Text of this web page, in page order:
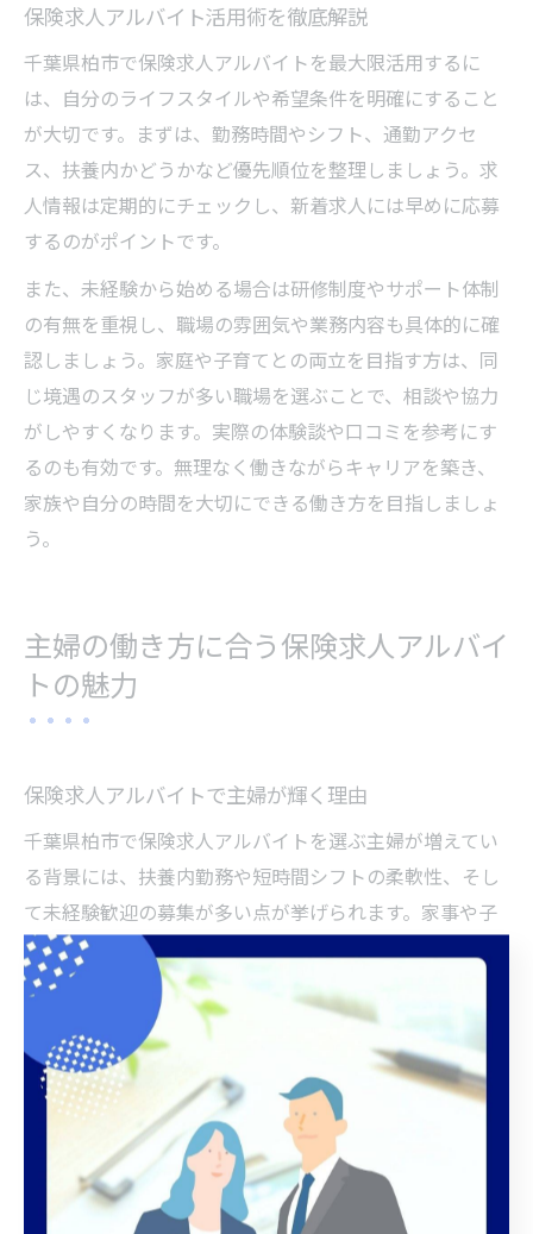
保険求人アルバイト活用術を徹底解説
千葉県柏市で保険求人アルバイトを最大限活用するに
は、自分のライフスタイルや希望条件を明確にすること
が大切です。まずは、勤務時間やシフト、通勤アクセ
ス、扶養内かどうかなど優先順位を整理しましょう。求
人情報は定期的にチェックし、新着求人には早めに応募
するのがポイントです。
また、未経験から始める場合は研修制度やサポート体制
の有無を重視し、職場の雰囲気や業務内容も具体的に確
認しましょう。家庭や子育てとの両立を目指す方は、同
じ境遇のスタッフが多い職場を選ぶことで、相談や協力
がしやすくなります。実際の体験談や口コミを参考にす
るのも有効です。無理なく働きながらキャリアを築き、
家族や自分の時間を大切にできる働き方を目指しましょ
う。
主婦の働き方に合う保険求人アルバイ
トの魅力
保険求人アルバイトで主婦が輝く理由
千葉県柏市で保険求人アルバイトを選ぶ主婦が増えてい
る背景には、扶養内勤務や短時間シフトの柔軟性、そし
て未経験歓迎の募集が多い点が挙げられます。家事や子
育てと両立できる働き方が認められているため、家庭と
仕事のバランスを大切にしたい主婦層に非常に人気で
具体的には、来店型保険ショップや生命保険・損害保険
会社の受付や事務など、日常的なコミュニケーション力
や丁寧な対応が活かせる職種が中心です。経験の有無に
かかわらず、研修制度が充実している職場も多いため、
ブランクがある方や初めて社会復帰を目指す方でも安心